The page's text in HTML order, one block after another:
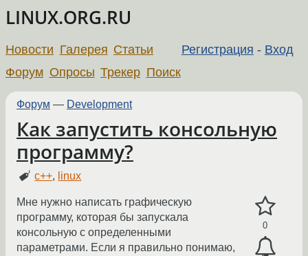
LINUX.ORG.RU
Регистрация - Вход
Новости Галерея Статьи
Форум Опросы Трекер Поиск
Форум — Development
Как запустить консольную
программу?
c++, linux
0
Мне нужно написать графическую
программу, которая бы запускала
консольную с определенными
параметрами. Если я правильно понимаю,